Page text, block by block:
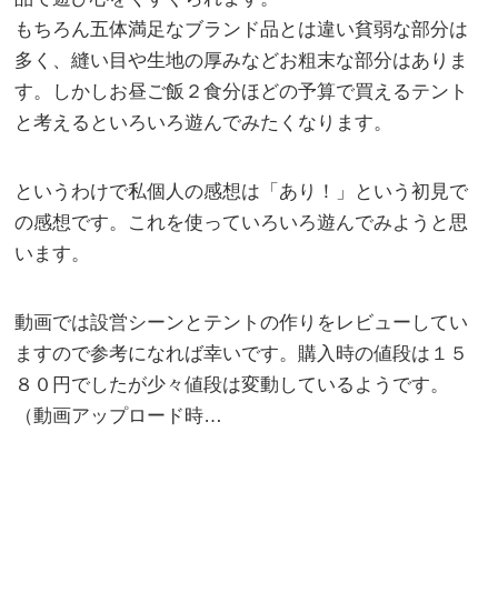
もちろん五体満足なブランド品とは違い貧弱な部分は
多く、縫い目や生地の厚みなどお粗末な部分はありま
す。しかしお昼ご飯２食分ほどの予算で買えるテント
と考えるといろいろ遊んでみたくなります。
というわけで私個人の感想は「あり！」という初見で
の感想です。これを使っていろいろ遊んでみようと思
います。
動画では設営シーンとテントの作りをレビューしてい
ますので参考になれば幸いです。購入時の値段は１５
８０円でしたが少々値段は変動しているようです。
（動画アップロード時…